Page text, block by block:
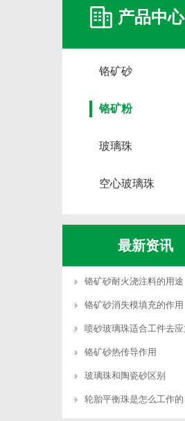
产品中心
铬矿砂
铬矿粉
玻璃珠
空心玻璃珠
最新资讯
铬矿砂耐火浇注料的用途
铬矿砂消失模填充的作用
铬矿砂热传导作用
玻璃珠和陶瓷砂区别